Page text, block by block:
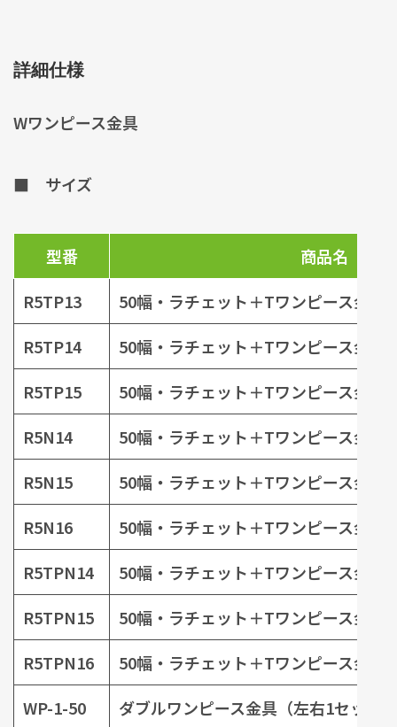
詳細仕様
Wワンピース金具
■ サイズ
型番
商品名
R5TP13
50幅・ラチェット＋Tワンピース金具
R5TP14
50幅・ラチェット＋Tワンピース金具
R5TP15
50幅・ラチェット＋Tワンピース金具
R5N14
50幅・ラチェット＋Tワンピース金具
R5N15
50幅・ラチェット＋Tワンピース金具
R5N16
50幅・ラチェット＋Tワンピース金具
R5TPN14
50幅・ラチェット＋Tワンピース金具
R5TPN15
50幅・ラチェット＋Tワンピース金具
R5TPN16
50幅・ラチェット＋Tワンピース金具
WP-1-50
ダブルワンピース金具（左右1セット）